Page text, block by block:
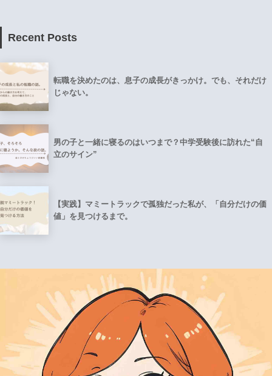
Recent Posts
転職を決めたのは、息子の成長がきっかけ。でも、それだけ
じゃない。
男の子と一緒に寝るのはいつまで？中学受験後に訪れた“自
立のサイン”
【実践】マミートラックで孤独だった私が、「自分だけの価
値」を見つけるまで。